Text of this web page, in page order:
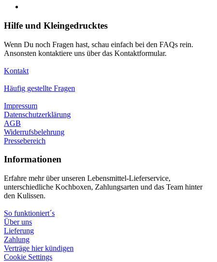
Hilfe und Kleingedrucktes
Wenn Du noch Fragen hast, schau einfach bei den FAQs rein.
Ansonsten kontaktiere uns über das Kontaktformular.
Kontakt
Häufig gestellte Fragen
Impressum
Datenschutzerklärung
AGB
Widerrufsbelehrung
Pressebereich
Informationen
Erfahre mehr über unseren Lebensmittel-Lieferservice,
unterschiedliche Kochboxen, Zahlungsarten und das Team hinter
den Kulissen.
So funktioniert´s
Über uns
Lieferung
Zahlung
Verträge hier kündigen
Cookie Settings